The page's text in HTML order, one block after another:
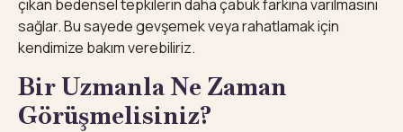
çıkan bedensel tepkilerin daha çabuk farkına varılmasını
sağlar. Bu sayede gevşemek veya rahatlamak için
kendimize bakım verebiliriz.
Bir Uzmanla Ne Zaman
Görüşmelisiniz?